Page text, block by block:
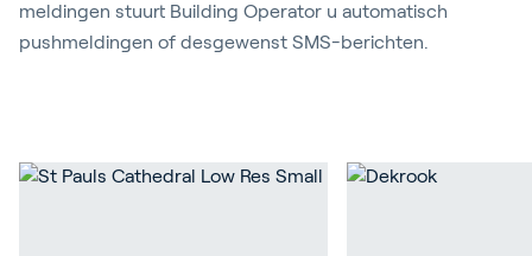
meldingen stuurt Building Operator u automatisch
pushmeldingen of desgewenst SMS-berichten.